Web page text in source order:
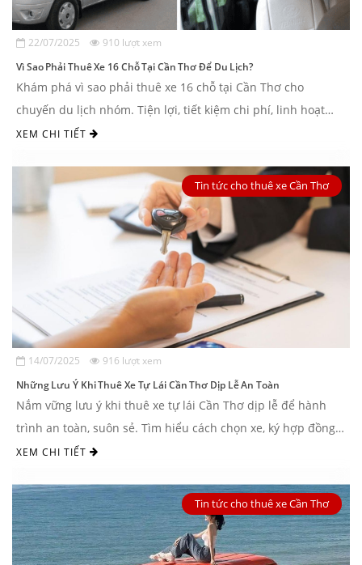
22/07/2025 910 lượt xem
Vì Sao Phải Thuê Xe 16 Chỗ Tại Cần Thơ Để Du Lịch?
Khám phá vì sao phải thuê xe 16 chỗ tại Cần Thơ cho
chuyến du lịch nhóm. Tiện lợi, tiết kiệm chi phí, linh hoạt
lịch trình và an toàn tuyệt ...
XEM CHI TIẾT
Tin tức cho thuê xe Cần Thơ
14/07/2025 916 lượt xem
Những Lưu Ý Khi Thuê Xe Tự Lái Cần Thơ Dịp Lễ An Toàn
Nắm vững lưu ý khi thuê xe tự lái Cần Thơ dịp lễ để hành
trình an toàn, suôn sẻ. Tìm hiểu cách chọn xe, ký hợp đồng,
nhận & trả ...
XEM CHI TIẾT
Tin tức cho thuê xe Cần Thơ